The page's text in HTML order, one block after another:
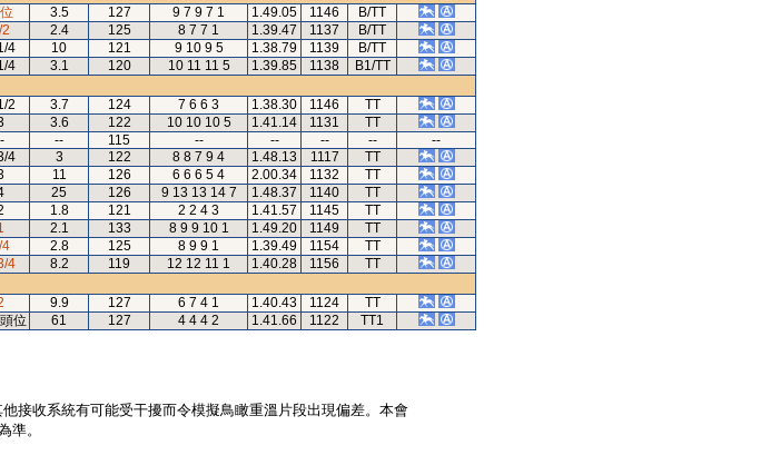
3.5 127 9 7 9 7 1 1.49.05 1146
B/TT
2 2.4 125 8 7 7 1 1.39.47 1137
B/TT
4 10 121 9 10 9 5 1.38.79 1139
B/TT
4 3.1 120 10 11 11 5 1.39.85 1138
B1/TT
2 3.7 124 7 6 6 3 1.38.30 1146
TT
3.6 122 10 10 10 5 1.41.14 1131
TT
-- 115 -- -- -- --
--
4 3 122 8 8 7 9 4 1.48.13 1117
TT
11 126 6 6 6 5 4 2.00.34 1132
TT
25 126 9 13 13 14 7 1.48.37 1140
TT
1.8 121 2 2 4 3 1.41.57 1145
TT
2.1 133 8 9 9 10 1 1.49.20 1149
TT
2.8 125 8 9 9 1 1.39.49 1154
TT
4 8.2 119 12 12 11 1 1.40.28 1156
TT
9.9 127 6 7 4 1 1.40.43 1124
TT
位 61 127 4 4 4 2 1.41.66 1122 TT1
接收系統有可能受干擾而令模擬鳥瞰重溫片段出現偏差。本會
準。